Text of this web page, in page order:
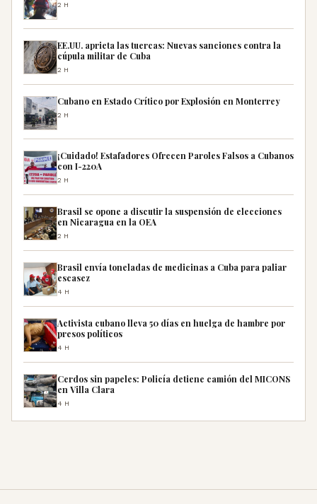
2H
EE.UU. aprieta las tuercas: Nuevas sanciones contra la
cúpula militar de Cuba
2H
Cubano en Estado Crítico por Explosión en Monterrey
2H
¡Cuidado! Estafadores Ofrecen Paroles Falsos a Cubanos
con I-220A
2H
Brasil se opone a discutir la suspensión de elecciones
en Nicaragua en la OEA
2H
Brasil envía toneladas de medicinas a Cuba para paliar
escasez
4H
Activista cubano lleva 50 días en huelga de hambre por
presos políticos
4H
Cerdos sin papeles: Policía detiene camión del MICONS
en Villa Clara
4H